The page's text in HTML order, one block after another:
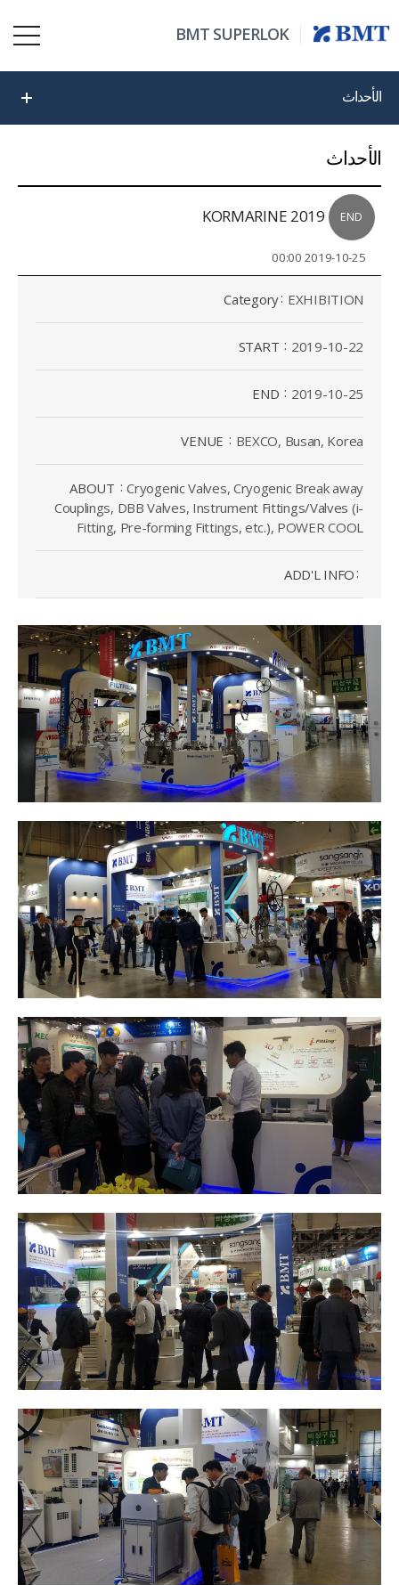
BMT SUPERLOK
الأحداث
الأحداث
END
KORMARINE 2019
2019-10-25 00:00
Category EXHIBITION
START 2019-10-22
END 2019-10-25
VENUE BEXCO, Busan, Korea
ABOUT
Cryogenic Valves, Cryogenic Break away
Couplings, DBB Valves, Instrument Fittings/Valves (i-
Fitting, Pre-forming Fittings, etc.), POWER COOL
ADD'L INFO